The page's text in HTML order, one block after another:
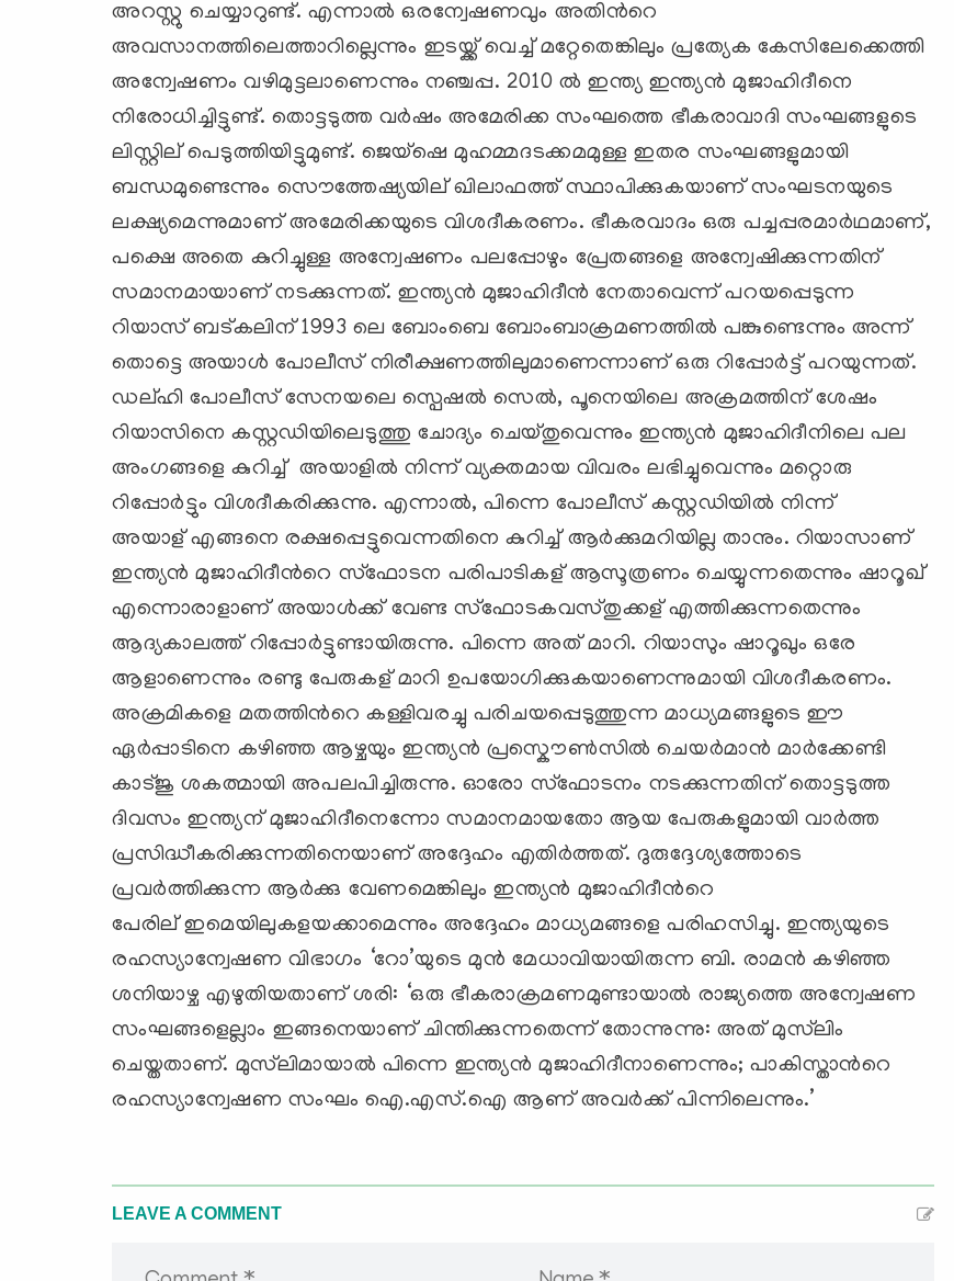
അറസ്റ്റു ചെയ്യാറുണ്ട്. എന്നാല്‍ ഒരന്വേഷണവും അതിന്‍റെ
അവസാനത്തിലെത്താറില്ലെന്നും ഇടയ്ക്ക് വെച്ച് മറ്റേതെങ്കിലും പ്രത്യേക കേസിലേക്കെത്തി
അന്വേഷണം വഴിമുട്ടലാണെന്നും നഞ്ചപ്പ. 2010 ല്‍ ഇന്ത്യ ഇന്ത്യന്‍ മുജാഹിദീനെ
നിരോധിച്ചിട്ടുണ്ട്. തൊട്ടടുത്ത വര്‍ഷം അമേരിക്ക സംഘത്തെ ഭീകരാവാദി സംഘങ്ങളുടെ
ലിസ്റ്റില് ‍പെടുത്തിയിട്ടുമുണ്ട്. ജെയ്ഷെ മുഹമ്മദടക്കമമുള്ള ഇതര സംഘങ്ങളുമായി
ബന്ധമുണ്ടെന്നും സൌത്തേഷ്യയില് ‍ഖിലാഫത്ത് സ്ഥാപിക്കുകയാണ് സംഘടനയുടെ
ലക്ഷ്യമെന്നുമാണ് അമേരിക്കയുടെ വിശദീകരണം. ഭീകരവാദം ഒരു പച്ചപ്പരമാര്‍ഥമാണ്,
പക്ഷെ അതെ കുറിച്ചുള്ള അന്വേഷണം പലപ്പോഴും പ്രേതങ്ങളെ അന്വേഷിക്കുന്നതിന്
സമാനമായാണ് നടക്കുന്നത്. ഇന്ത്യന്‍ മുജാഹിദീന്‍ നേതാവെന്ന് പറയപ്പെടുന്ന
റിയാസ് ബട്കലിന് 1993 ലെ ബോംബെ ബോംബാക്രമണത്തില്‍ പങ്കുണ്ടെന്നും അന്ന്
തൊട്ടെ അയാള്‍ പോലീസ് നിരീക്ഷണത്തിലുമാണെന്നാണ് ഒരു റിപ്പോര്‍ട്ട് പറയുന്നത്.
ഡല്ഹി പോലീസ് സേനയലെ സ്പെഷല്‍ സെല്‍, പൂനെയിലെ അക്രമത്തിന് ശേഷം
റിയാസിനെ കസ്റ്റഡിയിലെടുത്തു ചോദ്യം ചെയ്തുവെന്നും ഇന്ത്യന്‍ മുജാഹിദീനിലെ പല
അംഗങ്ങളെ കുറിച്ച് അയാളില്‍ നിന്ന് വ്യക്തമായ വിവരം ലഭിച്ചുവെന്നും മറ്റൊരു
റിപ്പോര്‍ട്ടും വിശദീകരിക്കുന്നു. എന്നാല്‍, പിന്നെ പോലീസ് കസ്റ്റഡിയില്‍ നിന്ന്
അയാള് ‍എങ്ങനെ രക്ഷപ്പെട്ടുവെന്നതിനെ കുറിച്ച് ആര്‍ക്കുമറിയില്ല താനും. റിയാസാണ്
ഇന്ത്യന്‍ മുജാഹിദീന്‍റെ സ്ഫോടന പരിപാടികള് ‍ആസൂത്രണം ചെയ്യുന്നതെന്നും ഷാറൂഖ്
എന്നൊരാളാണ് അയാള്‍ക്ക് വേണ്ട സ്ഫോടകവസ്തുക്കള് ‍എത്തിക്കുന്നതെന്നും
ആദ്യകാലത്ത് റിപ്പോര്‍ട്ടുണ്ടായിരുന്നു. പിന്നെ അത് മാറി. റിയാസും ഷാറൂഖും ഒരേ
ആളാണെന്നും രണ്ടു പേരുകള് ‍മാറി ഉപയോഗിക്കുകയാണെന്നുമായി വിശദീകരണം.
അക്രമികളെ മതത്തിന്‍റെ കള്ളിവരച്ചു പരിചയപ്പെടുത്തുന്ന മാധ്യമങ്ങളുടെ ഈ
ഏര്‍പ്പാടിനെ കഴിഞ്ഞ ആഴ്ചയും ഇന്ത്യന്‍ പ്രസ്കൌണ്‍സില്‍ ചെയര്‍മാന്‍ മാര്‍ക്കേണ്ടി
കാട്ജു ശകത്മായി അപലപിച്ചിരുന്നു. ഓരോ സ്ഫോടനം നടക്കുന്നതിന് തൊട്ടടുത്ത
ദിവസം ഇന്ത്യന് ‍മുജാഹിദീനെന്നോ സമാനമായതോ ആയ പേരുകളുമായി വാര്‍ത്ത
പ്രസിദ്ധീകരിക്കുന്നതിനെയാണ് അദ്ദേഹം എതിര്‍ത്തത്. ദുരുദ്ദേശ്യത്തോടെ
പ്രവര്‍ത്തിക്കുന്ന ആര്‍ക്കു വേണമെങ്കിലും ഇന്ത്യന്‍ മുജാഹിദീന്‍റെ
പേരില് ‍ഇമെയിലുകളയക്കാമെന്നും അദ്ദേഹം മാധ്യമങ്ങളെ പരിഹസിച്ചു. ഇന്ത്യയുടെ
രഹസ്യാന്വേഷണ വിഭാഗം ‘റോ’യുടെ മുന്‍ മേധാവിയായിരുന്ന ബി. രാമന്‍ കഴിഞ്ഞ
ശനിയാഴ്ച എഴുതിയതാണ് ശരി: ‘ഒരു ഭീകരാക്രമണമുണ്ടായാല്‍ രാജ്യത്തെ അന്വേഷണ
സംഘങ്ങളെല്ലാം ഇങ്ങനെയാണ് ചിന്തിക്കുന്നതെന്ന് തോന്നുന്നു: അത് മുസ്‌ലിം
ചെയ്തതാണ്. മുസ്‌ലിമായാല്‍ പിന്നെ ഇന്ത്യന്‍ മുജാഹിദീനാണെന്നും; പാകിസ്താന്‍റെ
രഹസ്യാന്വേഷണ സംഘം ഐ.എസ്.ഐ ആണ് അവര്‍ക്ക് പിന്നിലെന്നും.’
LEAVE A COMMENT